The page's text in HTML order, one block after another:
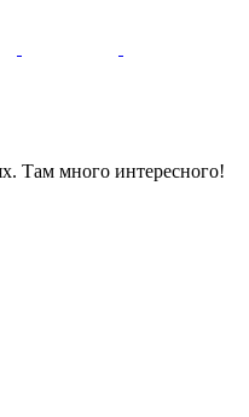
Там много интересного!